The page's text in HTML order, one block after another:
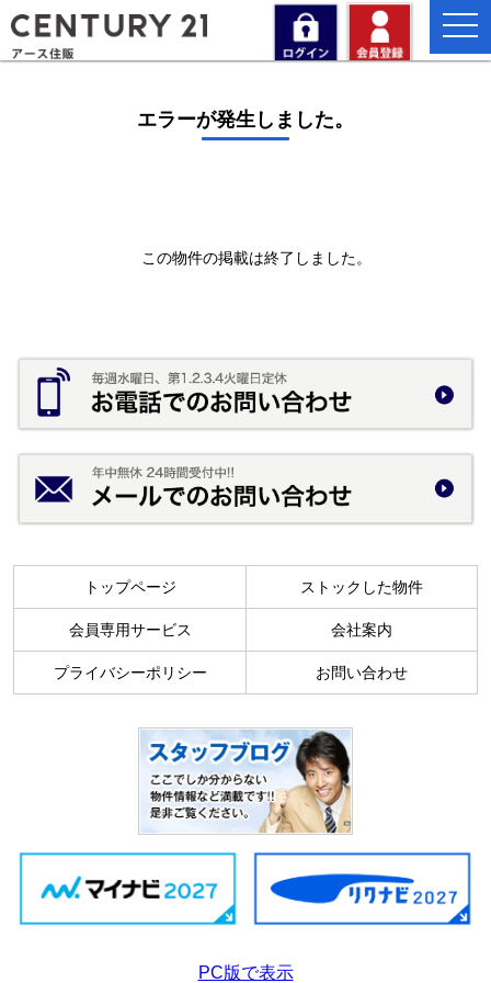
エラーが発生しました。
この物件の掲載は終了しました。
トップページ ストックした物件
会員専用サービス 会社案内
プライバシーポリシー お問い合わせ
PC版で表示